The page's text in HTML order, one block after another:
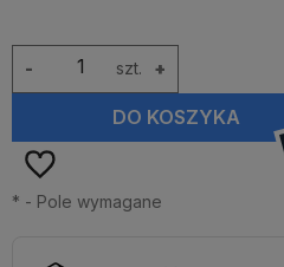
szt. +
-
DO KOSZYKA
* - Pole wymagane